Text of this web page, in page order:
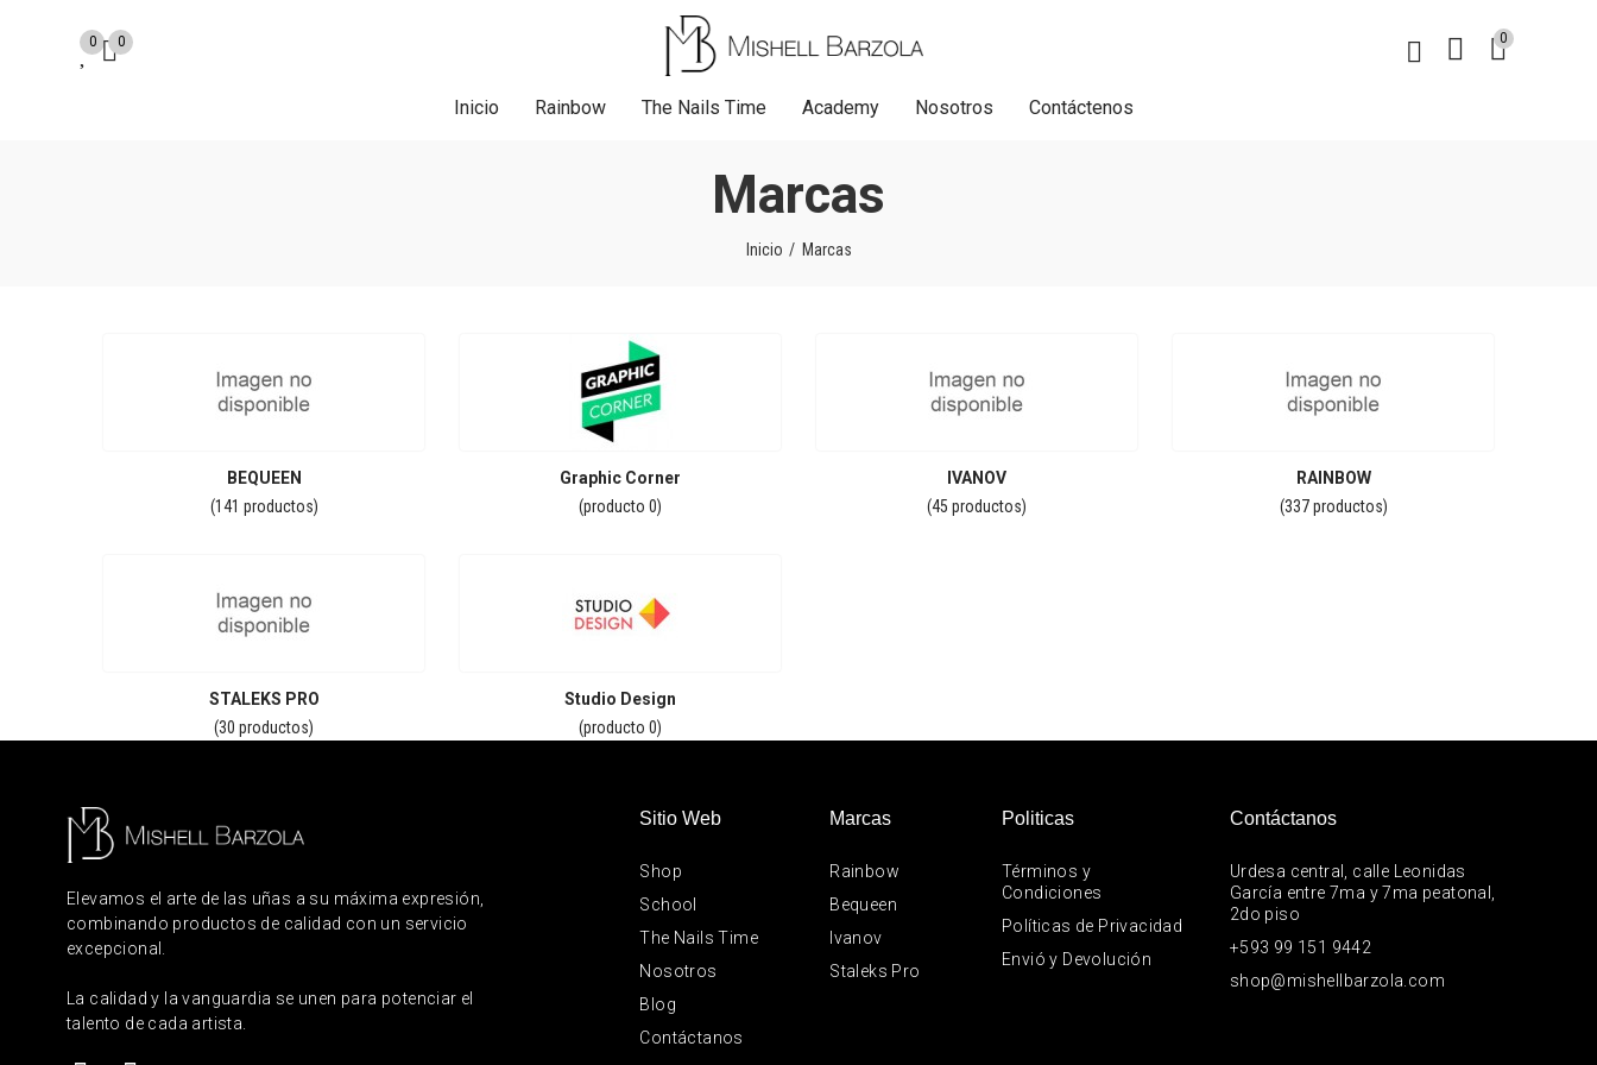
0 0
Inicio Rainbow The Nails Time Academy Nosotros Contáctenos
0
Marcas
Inicio Marcas
BEQUEEN
(141 productos)
Graphic Corner
(producto 0)
IVANOV
(45 productos)
RAINBOW
(337 productos)
STALEKS PRO
(30 productos)
Studio Design
(producto 0)
Elevamos el arte de las uñas a su máxima expresión,
combinando productos de calidad con un servicio
excepcional.
La calidad y la vanguardia se unen para potenciar el
talento de cada artista.
Sitio Web
Shop
School
The Nails Time
Nosotros
Blog
Contáctanos
Marcas
Rainbow
Bequeen
Ivanov
Staleks Pro
Politicas
Términos y
Condiciones
Políticas de Privacidad
Envió y Devolución
Contáctanos
Urdesa central, calle Leonidas
García entre 7ma y 7ma peatonal,
2do piso
+593 99 151 9442
shop@mishellbarzola.com